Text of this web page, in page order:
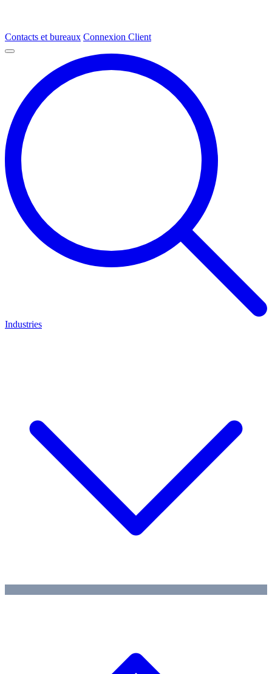
Contacts et bureaux Connexion Client
Industries